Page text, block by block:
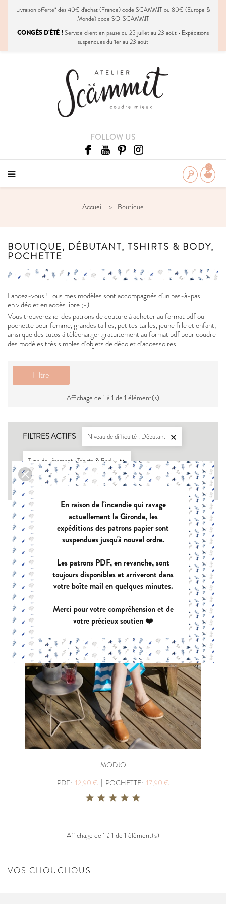
Livraison offerte* dès 40€ d'achat (France) code SCAMMIT ou 80€ (Europe &
Monde) code SO_SCAMMIT
CONGÉS D'ÉTÉ !Service client en pause du 25 juillet au 23 août • Expéditions
suspendues du 1er au 23 août
FOLLOW US
0
Accueil Boutique
BOUTIQUE, DÉBUTANT, TSHIRTS & BODY,
POCHETTE
Lancez-vous ! Tous mes modèles sont accompagnés d'un pas-à-pas
en vidéo et en accès libre ;-)
Vous trouverez ici des patrons de couture à acheter au format pdf ou
pochette pour femme, grandes tailles, petites tailles, jeune fille et enfant,
ainsi que des tutos à télécharger gratuitement au format pdf pour coudre
des modèles très simples d’objets de déco et d’accessoires.
Filtre
Affichage de 1 à 1 de 1 élément(s)
FILTRES ACTIFS Niveau de difficulté : Débutant 
Type de vêtement : Tshirts & Body 
Support du patron : pochette 
MODJO
PDF: 12,90 € | POCHETTE: 17,90 €
Affichage de 1 à 1 de 1 élément(s)
VOS CHOUCHOUS
En raison de l'incendie qui ravage
actuellement la Gironde, les
expéditions des patrons papier sont
suspendues jusqu'à nouvel ordre.
Les patrons PDF, en revanche, sont
toujours disponibles et arriveront dans
votre boîte mail en quelques minutes.
Merci pour votre compréhension et de
votre précieux soutien ❤️